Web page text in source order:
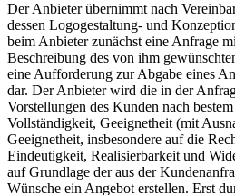
Der Anbieter übernimmt nach
dessen Logogestaltung- und
beim Anbieter zunächst eine Anfrage
Beschreibung des von ihm
eine Aufforderung zur Abgabe eines
dar. Der Anbieter wird die in der
Vorstellungen des Kunden nach
Vollständigkeit, Geeignetheit (mit
Geeignetheit, insbesondere auf die
Eindeutigkeit, Realisierbarkeit und
auf Grundlage der aus der
Wünsche ein Angebot erstellen. Erst